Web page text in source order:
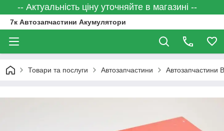
-- Актуальність ціну уточняйте в магазині --
7к Автозапчастини Акумулятори
Товари та послуги Автозапчастини Автозапчастини